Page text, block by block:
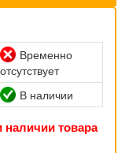
Временно
отсутствует
В наличии
товара